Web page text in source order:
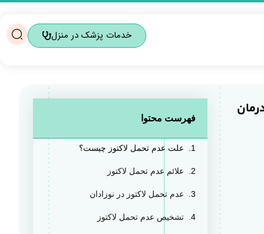
خدمات پزشک در منزل
فهرست محتوا
علت عدم تحمل لاکتوز چیست؟
علائم عدم تحمل لاکتوز
عدم تحمل لاکتوز در نوزادان
تشخیص عدم تحمل لاکتوز